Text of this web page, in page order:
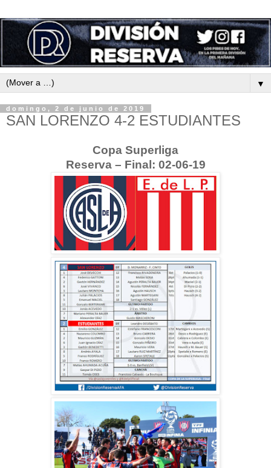
▼
domingo, 2 de junio de 2019
SAN LORENZO 4-2 ESTUDIANTES
Copa Superliga
Reserva – Final: 02-06-19